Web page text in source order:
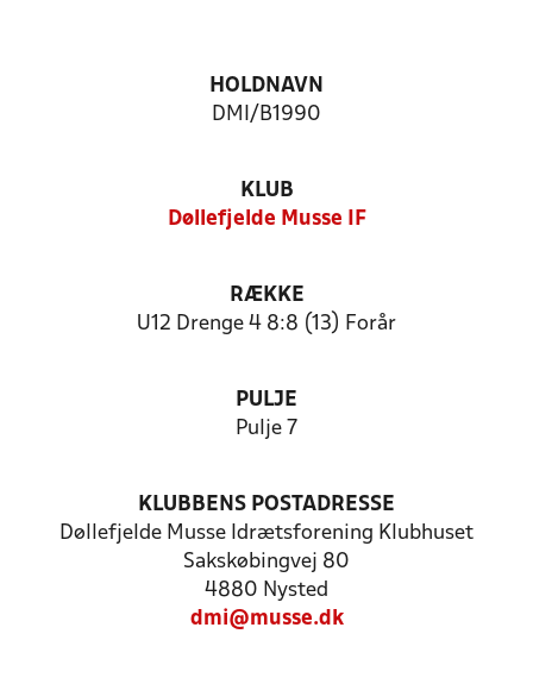
HOLDNAVN
DMI/B1990
KLUB
Døllefjelde Musse IF
RÆKKE
U12 Drenge 4 8:8 (13) Forår
PULJE
Pulje 7
KLUBBENS POSTADRESSE
Døllefjelde Musse Idrætsforening Klubhuset
Sakskøbingvej 80
4880 Nysted
dmi@musse.dk